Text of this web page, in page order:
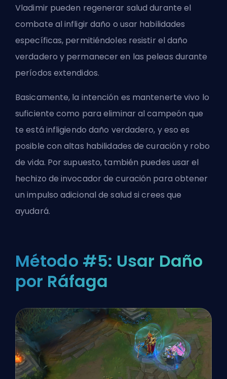
Vladimir pueden regenerar salud durante el
combate al infligir daño o usar habilidades
específicas, permitiéndoles resistir el daño
verdadero y permanecer en las peleas durante
períodos extendidos.
Basicamente, la intención es mantenerte vivo lo
suficiente como para eliminar al campeón que
te está infligiendo daño verdadero, y eso es
posible con altas habilidades de curación y robo
de vida. Por supuesto, también puedes usar el
hechizo de invocador de curación para obtener
un impulso adicional de salud si crees que
ayudará.
Método #5: Usar Daño
por Ráfaga